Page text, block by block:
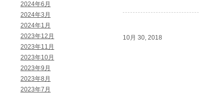
2024年6月
2024年3月
2024年1月
2023年12月
2023年11月
2023年10月
2023年9月
2023年8月
2023年7月
10月 30, 2018